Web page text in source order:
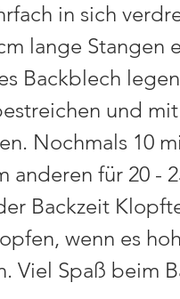
in sich
lange Stangen
Backblech
und
Nochmals 10
anderen für 20 -
Backzeit
wenn es
Viel Spaß beim